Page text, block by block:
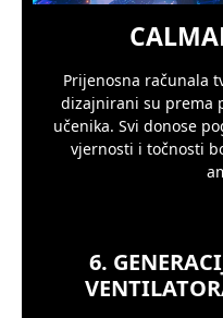
Prijenosna računala
dizajnirani su prema
učenika. Svi donose
vjernosti i točnosti
6.